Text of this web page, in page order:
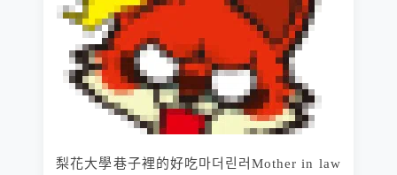
梨花大學巷子裡的好吃마더린러Mother in law